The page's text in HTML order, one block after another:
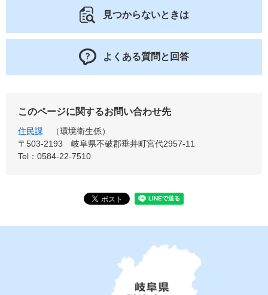
見つからないときは
よくある質問と回答
このページに関するお問い合わせ先
住民課
環境衛生係
〒503-2193
岐阜県不破郡垂井町宮代2957-11
Tel：0584-22-7510